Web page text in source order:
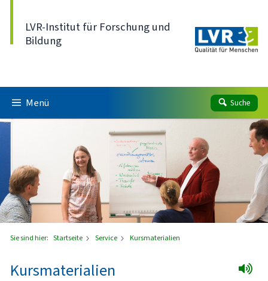
LVR-Institut für Forschung und
Bildung
Menü Suche
Sie sind hier: Startseite Service Kursmaterialien
Kursmaterialien